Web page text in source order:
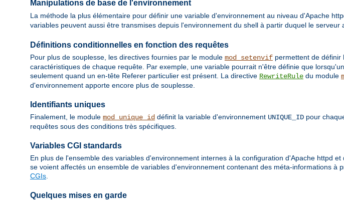
Manipulations de base de l'environnement
La méthode la plus élémentaire pour définir une variable d'environnement au niveau d'Apache
variables peuvent aussi être transmises depuis l'environnement du shell à partir duquel le
Définitions conditionnelles en fonction des requêtes
Pour plus de souplesse, les directives fournies par le module mod_setenvif permettent de définir
caractéristiques de chaque requête. Par exemple, une variable pourrait n'être définie que
seulement quand un en-tête Referer particulier est présent. La directive RewriteRule du module
d'environnement apporte encore plus de souplesse.
Identifiants uniques
Finalement, le module mod_unique_id définit la variable d'environnement UNIQUE_ID pour
requêtes sous des conditions très spécifiques.
Variables CGI standards
En plus de l'ensemble des variables d'environnement internes à la configuration d'Apache httpd
se voient affectés un ensemble de variables d'environnement contenant des méta-informations à
CGIs.
Quelques mises en garde